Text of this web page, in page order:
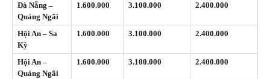
Đà Nẵng –
Quảng Ngãi
1.600.000 3.100.000 2.400.000
Hội An – Sa
Kỳ
1.600.000 3.100.000 2.400.000
Hội An –
Quảng Ngãi
1.600.000 3.100.000 2.400.000